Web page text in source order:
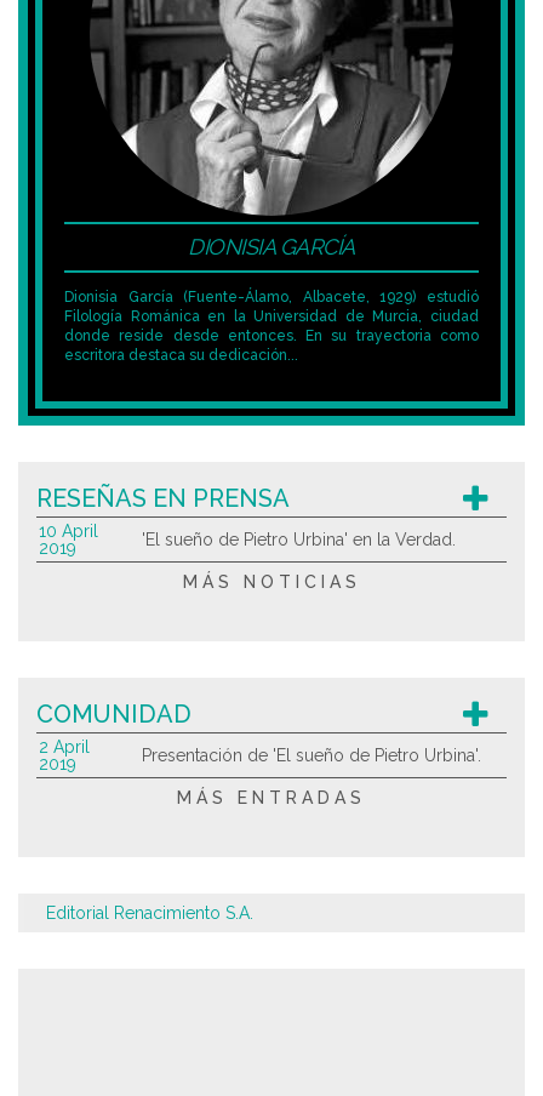
DIONISIA GARCÍA
Dionisia García (Fuente-Álamo, Albacete, 1929) estudió
Filología Románica en la Universidad de Murcia, ciudad
donde reside desde entonces. En su trayectoria como
escritora destaca su dedicación...
RESEÑAS EN PRENSA
10 April
2019
'El sueño de Pietro Urbina' en la Verdad.
MÁS NOTICIAS
COMUNIDAD
2 April
2019
Presentación de 'El sueño de Pietro Urbina'.
MÁS ENTRADAS
Editorial Renacimiento S.A.